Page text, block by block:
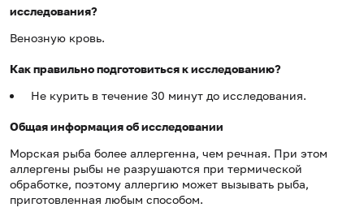
исследования?
Венозную кровь.
Как правильно подготовиться к исследованию?
Не курить в течение 30 минут до исследования.
Общая информация об исследовании
Морская рыба более аллергенна, чем речная. При этом
аллергены рыбы не разрушаются при термической
обработке, поэтому аллергию может вызывать рыба,
приготовленная любым способом.